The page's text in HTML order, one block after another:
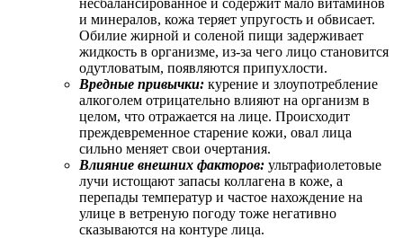
и минералов, кожа теряет упругость и обвисает.
Обилие жирной и соленой пищи задерживает
жидкость в организме, из-за чего лицо становится
одутловатым, появляются припухлости.
Вредные привычки: курение и злоупотребление
алкоголем отрицательно влияют на организм в
целом, что отражается на лице. Происходит
преждевременное старение кожи, овал лица
сильно меняет свои очертания.
Влияние внешних факторов: ультрафиолетовые
лучи истощают запасы коллагена в коже, а
перепады температур и частое нахождение на
улице в ветреную погоду тоже негативно
сказываются на контуре лица.